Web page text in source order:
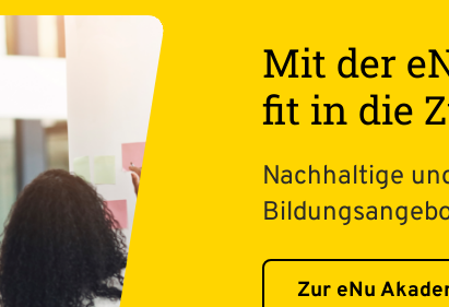
Mit der
fit in die
Nachhaltige
Zur eNu